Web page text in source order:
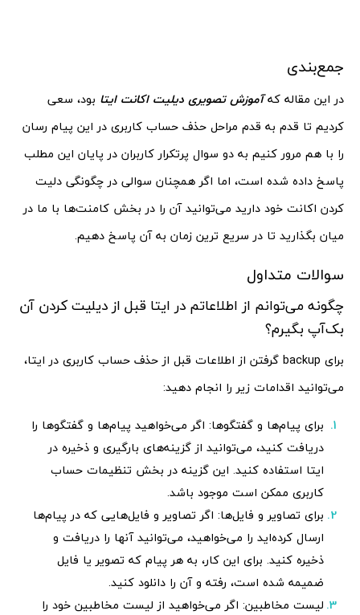
جمع‌بندی
در این مقاله کهآموزش تصویری دیلیت اکانت ایتا بود، سعی
کردیم تا قدم به قدم مراحل حذف حساب کاربری در این پیام رسان
را با هم مرور کنیم به دو سوال پرتکرار کاربران در پایان این مطلب
پاسخ داده شده است، اما اگر همچنان سوالی در چگونگی دلیت
کردن اکانت خود دارید می‌توانید آن را در بخش کامنت‌ها با ما در
میان بگذارید تا در سریع ترین زمان به آن پاسخ دهیم.
سوالات متداول
چگونه می‌توانم از اطلاعاتم در ایتا قبل از دیلیت کردن آن
بک‌آپ بگیرم؟
برای backup گرفتن از اطلاعات قبل از حذف حساب کاربری در ایتا،
می‌توانید اقدامات زیر را انجام دهید:
برای پیام‌ها و گفتگوها: اگر می‌خواهید پیام‌ها و گفتگوها را
دریافت کنید، می‌توانید از گزینه‌های بارگیری و ذخیره در
ایتا استفاده کنید. این گزینه در بخش تنظیمات حساب
کاربری ممکن است موجود باشد.
برای تصاویر و فایل‌ها: اگر تصاویر و فایل‌هایی که در پیام‌ها
ارسال کرده‌اید را می‌خواهید، می‌توانید آنها را دریافت و
ذخیره کنید. برای این کار، به هر پیام که تصویر یا فایل
ضمیمه شده است، رفته و آن را دانلود کنید.
لیست مخاطبین: اگر می‌خواهید از لیست مخاطبین خود را